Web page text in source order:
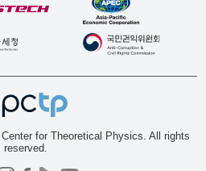
for Theoretical Physics. All rights
reserved.